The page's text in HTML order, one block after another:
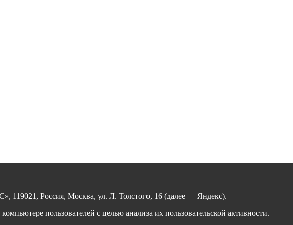
119021, Россия, Москва, ул. Л. Толстого, 16 (далее — Яндекс).
пользователей с целью анализа их пользовательской активности.